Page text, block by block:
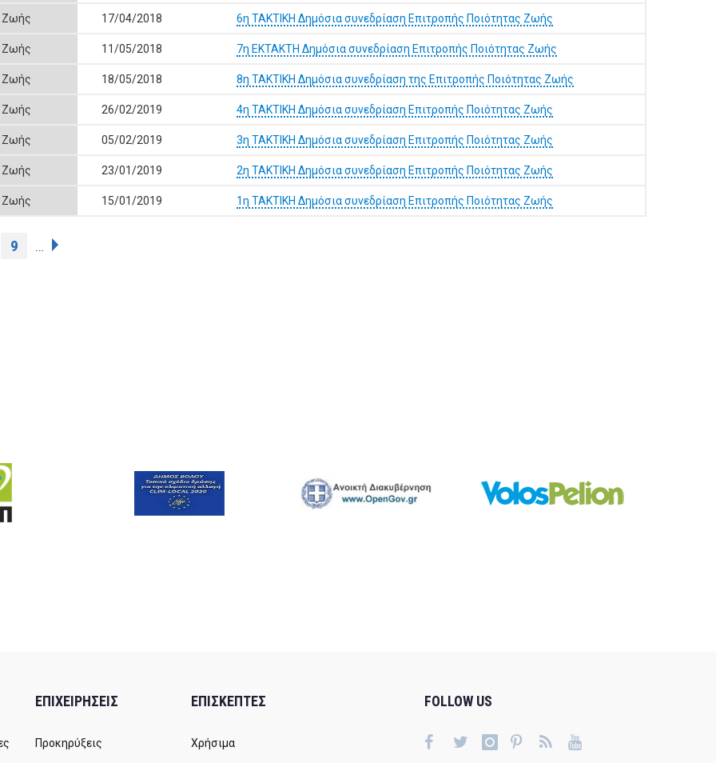
Ζωής 17/04/2018 6η ΤΑΚΤΙΚΗ Δημόσια συνεδρίαση Επιτροπής Ποιότητας Ζωής
Ζωής 11/05/2018 7η ΕΚΤΑΚΤΗ Δημόσια συνεδρίαση Επιτροπής Ποιότητας Ζωής
Ζωής 18/05/2018 8η ΤΑΚΤΙΚΗ Δημόσια συνεδρίαση της Επιτροπής Ποιότητας Ζωής
Ζωής 26/02/2019 4η ΤΑΚΤΙΚΗ Δημόσια συνεδρίαση Επιτροπής Ποιότητας Ζωής
Ζωής 05/02/2019 3η ΤΑΚΤΙΚΗ Δημόσια συνεδρίαση Επιτροπής Ποιότητας Ζωής
Ζωής 23/01/2019 2η ΤΑΚΤΙΚΗ Δημόσια συνεδρίαση Επιτροπής Ποιότητας Ζωής
Ζωής 15/01/2019 1η ΤΑΚΤΙΚΗ Δημόσια συνεδρίαση Επιτροπής Ποιότητας Ζωής
9 …
ΕΠΙΧΕΙΡΗΣΕΙΣ
Προκηρύξεις
ΕΠΙΣΚΕΠΤΕΣ
Χρήσιμα
FOLLOW US